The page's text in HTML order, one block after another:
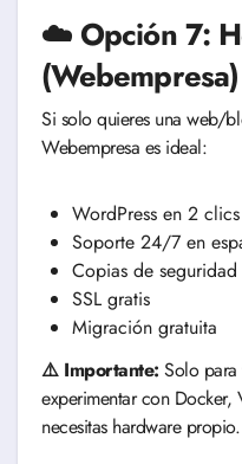
☁️ Opción 7:
(Webempresa)
Si solo quieres una web/
Webempresa es ideal:
WordPress en 2 clics
Soporte 24/7 en
Copias de seguridad
SSL gratis
Migración gratuita
⚠️ Importante: Solo
experimentar con Docker,
necesitas hardware propio.